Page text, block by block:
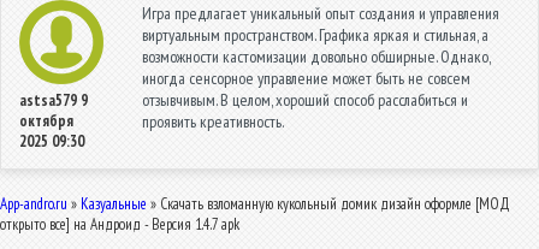
astsa579 9
октября
2025 09:30
Игра предлагает уникальный опыт создания и управления
виртуальным пространством. Графика яркая и стильная, а
возможности кастомизации довольно обширные. Однако,
иногда сенсорное управление может быть не совсем
отзывчивым. В целом, хороший способ расслабиться и
проявить креативность.
App-andro.ru » Казуальные » Скачать взломанную кукольный домик дизайн оформле [МОД
открыто все] на Андроид - Версия 1.4.7 apk